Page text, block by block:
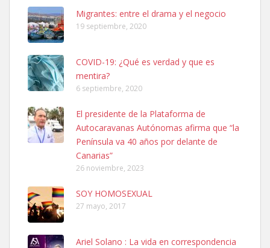
Leales.org » Gran Canaria
SHIBA PERDIDO AVDA JOSE MESA Y LOPEZ
PERRO MACHO RAZA SHIBA CON MICROCHIP PERDIDO HOY
06/07/2025 ZONA MESA Y LOPEZ. ES MUY ASUSTADIZO
Leales.org » Gran Canaria
6.7.2025
Ninfa perdida
Migrantes: entre el drama y el negocio
19 septiembre, 2020
COVID-19: ¿Qué es verdad y que es
mentira?
6 septiembre, 2020
El presidente de la Plataforma de
Autocaravanas Autónomas afirma que “la
Península va 40 años por delante de
Canarias”
26 noviembre, 2023
SOY HOMOSEXUAL
27 mayo, 2017
Ariel Solano : La vida en correspondencia